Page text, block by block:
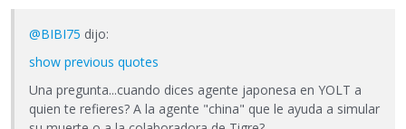
@BIBI75 dijo:
show previous quotes
Una pregunta...cuando dices agente japonesa en YOLT a
quien te refieres? A la agente "china" que le ayuda a simular